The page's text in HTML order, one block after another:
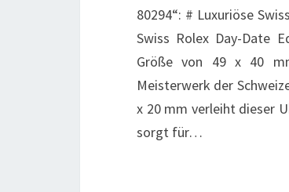
80294“: # Luxuriöse
Swiss Rolex Day-Date
Größe von 49 x 40
Meisterwerk der
x 20 mm verleiht dieser
sorgt für…